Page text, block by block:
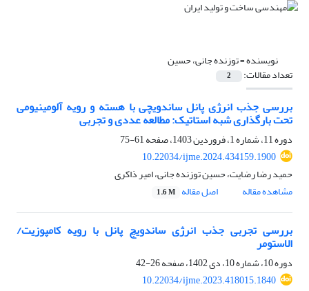
نویسنده =توزنده جانی، حسین
تعداد مقالات: 2
بررسی جذب انرژی پانل ساندویچی با هسته و رویه آلومینیومی
تحت بارگذاری شبه استاتیک: مطالعه عددی و تجربی
دوره 11، شماره 1، فروردین 1403، صفحه
61-75
10.22034/ijme.2024.434159.1900
حمید رضا رضایت، حسین توزنده جانی، امیر ذاکری
مشاهده مقاله
اصل مقاله 1.6 M
بررسی تجربی جذب انرژی ساندویچ ‌پانل با رویه کامپوزیت/
الاستومر
دوره 10، شماره 10، دی 1402، صفحه
26-42
10.22034/ijme.2023.418015.1840